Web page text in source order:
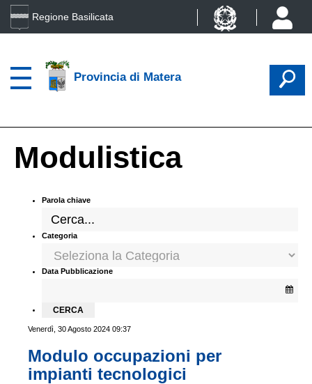
Regione Basilicata
Provincia di Matera
Modulistica
Parola chiave
Categoria
Data Pubblicazione
Venerdì, 30 Agosto 2024 09:37
Modulo occupazioni per
impianti tecnologici